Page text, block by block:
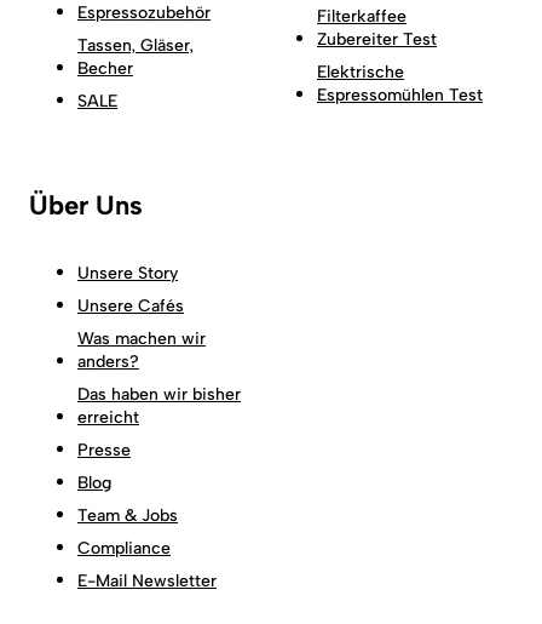
Espressozubehör
Tassen, Gläser,
Becher
SALE
Filterkaffee
Zubereiter Test
Elektrische
Espressomühlen Test
Über Uns
Unsere Story
Unsere Cafés
Was machen wir
anders?
Das haben wir bisher
erreicht
Presse
Blog
Team & Jobs
Compliance
E-Mail Newsletter